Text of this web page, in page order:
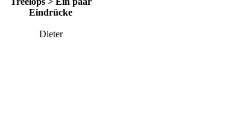
Eindrücke
Dieter